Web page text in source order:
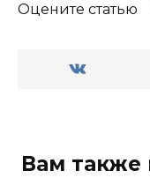
Оцените статью
Вам также